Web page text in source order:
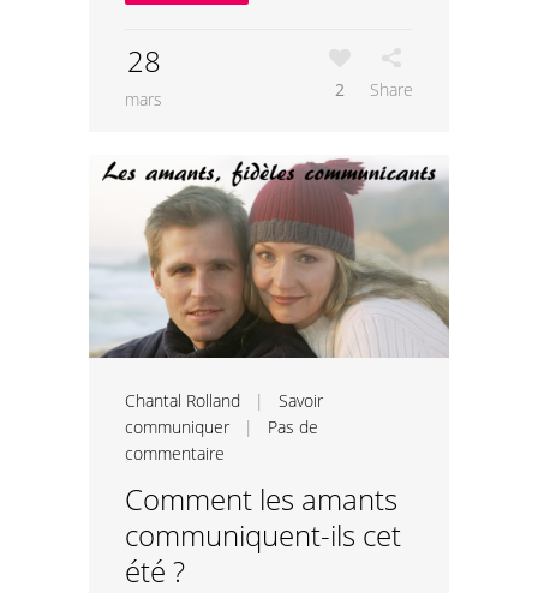
28
mars 2 Share
Chantal Rolland | Savoir
communiquer | Pas de
commentaire
Comment les amants
communiquent-ils cet
été ?